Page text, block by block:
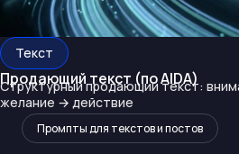
Текст
Продающий текст (по AIDA)
Структурный продающий текст:
желание → действие
Промпты для текстов и постов